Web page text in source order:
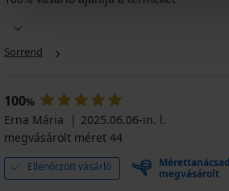
Sorrend
100%
Erna Mária
2025.06.06-in. l.
megvásárolt méret 44
Ellenőrzött vásárló
megvásárolt